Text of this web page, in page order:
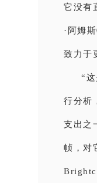
它没有
·阿姆
致力于
“
行分析
支出之
帧，对